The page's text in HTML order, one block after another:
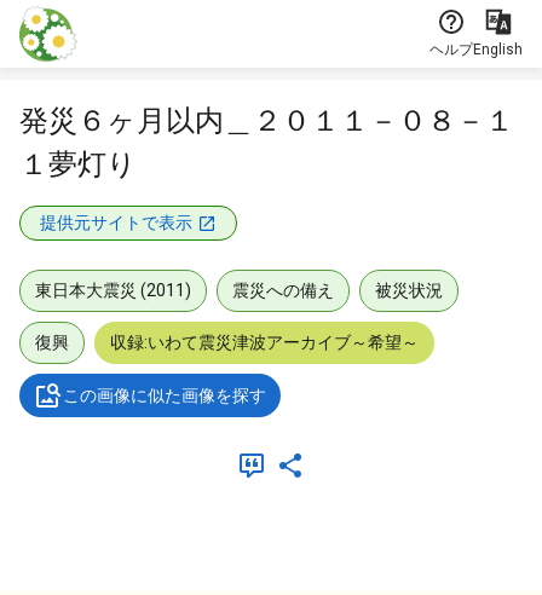
本文に飛ぶ
ヘルプEnglish
発災６ヶ月以内＿２０１１－０８－１
１夢灯り
提供元サイトで表示
東日本大震災 (2011) 震災への備え 被災状況
復興 収録:いわて震災津波アーカイブ～希望～
この画像に似た画像を探す